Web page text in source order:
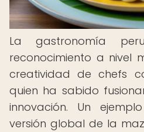
La gastronomía
reconocimiento a nivel
creatividad de chefs
quien ha sabido
innovación. Un
versión global de la